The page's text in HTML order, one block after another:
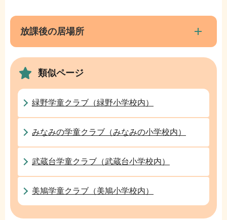
こ
ま
で
ブ
ビ
放課後の居場所
類似ページ
緑野学童クラブ（緑野小学校内）
みなみの学童クラブ（みなみの小学校内）
武蔵台学童クラブ（武蔵台小学校内）
美鳩学童クラブ（美鳩小学校内）